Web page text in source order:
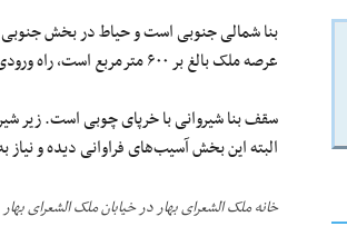
بنا شمالی جنوبی است و حیاط در بخش
عرصه ملک بالغ بر ۶۰۰ مترمربع است، راه ورودی به طبقه اول توسط پلکانی از جنس موزاییک ریختگی و در حیاط جنوبی است.
سقف بنا شیروانی با خرپای چوبی است. زیر
البته این بخش آسیب‌های فراوانی دیده و
خانه ملک الشعرای بهار در خیابان ملک الشعرای بهار